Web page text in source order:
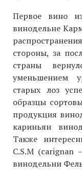
Первое вино
винодельне
стороны, за
страны
уменьшением
старых лоз
образцы
продукция
кариньян
Также
C.S.M
винодельни